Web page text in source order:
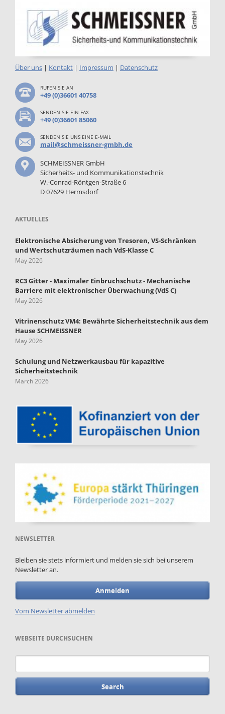
Über uns| Kontakt| Impressum | Datenschutz
RUFEN SIE AN
+49 (0)36601 40758
SENDEN SIE EIN FAX
+49 (0)36601 85060
SENDEN SIE UNS EINE E-MAIL
mail@schmeissner-gmbh.de
SCHMEISSNER GmbH
Sicherheits- und Kommunikationstechnik
W.-Conrad-Röntgen-Straße 6
D 07629 Hermsdorf
AKTUELLES
Elektronische Absicherung von Tresoren, VS-Schränken
und Wertschutzräumen nach VdS-Klasse C
May 2026
RC3 Gitter - Maximaler Einbruchschutz - Mechanische
Barriere mit elektronischer Überwachung (VdS C)
May 2026
Vitrinenschutz VM4: Bewährte Sicherheitstechnik aus dem
Hause SCHMEISSNER
May 2026
Schulung und Netzwerkausbau für kapazitive
Sicherheitstechnik
March 2026
NEWSLETTER
Bleiben sie stets informiert und melden sie sich bei unserem
Newsletter an.
Anmelden
Vom Newsletter abmelden
WEBSEITE DURCHSUCHEN
Keywords